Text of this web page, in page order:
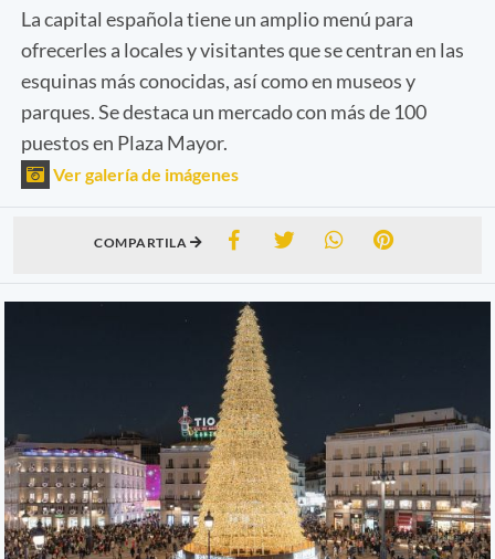
La capital española tiene un amplio menú para
ofrecerles a locales y visitantes que se centran en las
esquinas más conocidas, así como en museos y
parques. Se destaca un mercado con más de 100
puestos en Plaza Mayor.
Ver galería de imágenes
COMPARTILA